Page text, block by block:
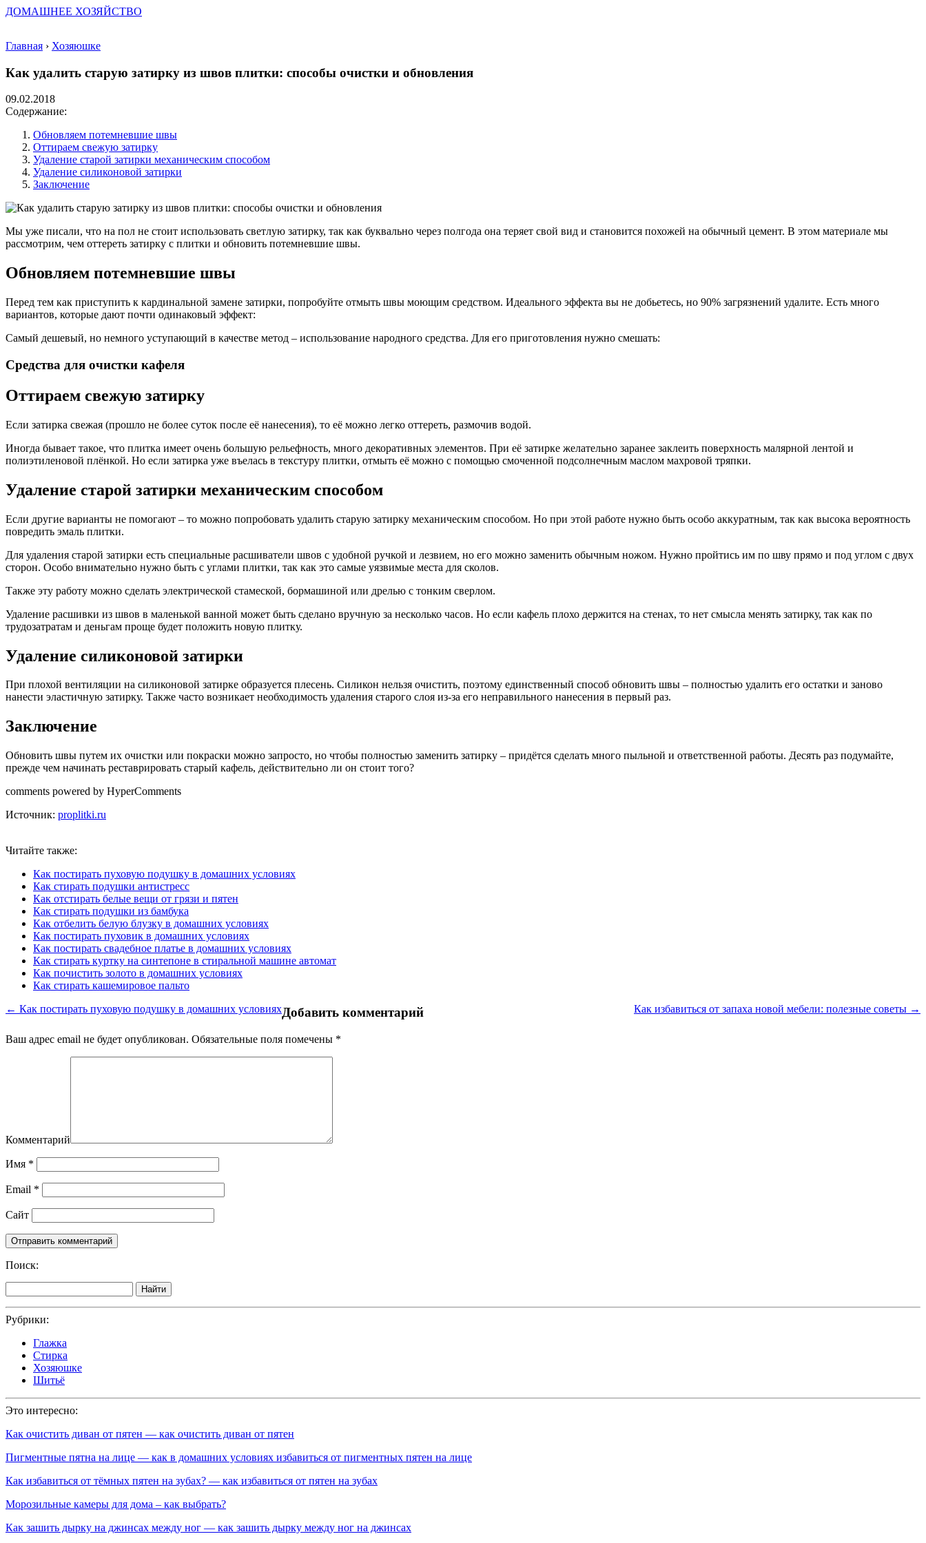
ДОМАШНЕЕ ХОЗЯЙСТВО
Главная › Хозяюшке
Как удалить старую затирку из швов плитки: способы очистки и обновления
09.02.2018
Содержание:
Обновляем потемневшие швы
Оттираем свежую затирку
Удаление старой затирки механическим способом
Удаление силиконовой затирки
Заключение
Мы уже писали, что на пол не стоит использовать светлую затирку, так как буквально через полгода она теряет свой вид и становится похожей на обычный цемент. В этом материале мы
рассмотрим, чем оттереть затирку с плитки и обновить потемневшие швы.
Обновляем потемневшие швы
Перед тем как приступить к кардинальной замене затирки, попробуйте отмыть швы моющим средством. Идеального эффекта вы не добьетесь, но 90% загрязнений удалите. Есть много
вариантов, которые дают почти одинаковый эффект:
Самый дешевый, но немного уступающий в качестве метод – использование народного средства. Для его приготовления нужно смешать:
Средства для очистки кафеля
Оттираем свежую затирку
Если затирка свежая (прошло не более суток после её нанесения), то её можно легко оттереть, размочив водой.
Иногда бывает такое, что плитка имеет очень большую рельефность, много декоративных элементов. При её затирке желательно заранее заклеить поверхность малярной лентой и
полиэтиленовой плёнкой. Но если затирка уже въелась в текстуру плитки, отмыть её можно с помощью смоченной подсолнечным маслом махровой тряпки.
Удаление старой затирки механическим способом
Если другие варианты не помогают – то можно попробовать удалить старую затирку механическим способом. Но при этой работе нужно быть особо аккуратным, так как высока вероятность
повредить эмаль плитки.
Для удаления старой затирки есть специальные расшиватели швов с удобной ручкой и лезвием, но его можно заменить обычным ножом. Нужно пройтись им по шву прямо и под углом с двух
сторон. Особо внимательно нужно быть с углами плитки, так как это самые уязвимые места для сколов.
Также эту работу можно сделать электрической стамеской, бормашиной или дрелью с тонким сверлом.
Удаление расшивки из швов в маленькой ванной может быть сделано вручную за несколько часов. Но если кафель плохо держится на стенах, то нет смысла менять затирку, так как по
трудозатратам и деньгам проще будет положить новую плитку.
Удаление силиконовой затирки
При плохой вентиляции на силиконовой затирке образуется плесень. Силикон нельзя очистить, поэтому единственный способ обновить швы – полностью удалить его остатки и заново
нанести эластичную затирку. Также часто возникает необходимость удаления старого слоя из-за его неправильного нанесения в первый раз.
Заключение
Обновить швы путем их очистки или покраски можно запросто, но чтобы полностью заменить затирку – придётся сделать много пыльной и ответственной работы. Десять раз подумайте,
прежде чем начинать реставрировать старый кафель, действительно ли он стоит того?
comments powered by HyperComments
Источник: proplitki.ru
Читайте также:
Как постирать пуховую подушку в домашних условиях
Как стирать подушки антистресс
Как отстирать белые вещи от грязи и пятен
Как стирать подушки из бамбука
Как отбелить белую блузку в домашних условиях
Как постирать пуховик в домашних условиях
Как постирать свадебное платье в домашних условиях
Как стирать куртку на синтепоне в стиральной машине автомат
Как почистить золото в домашних условиях
Как стирать кашемировое пальто
← Как постирать пуховую подушку в домашних условиях
Как избавиться от запаха новой мебели: полезные советы →
Добавить комментарий
Ваш адрес email не будет опубликован. Обязательные поля помечены *
Комментарий
Имя *
Email *
Сайт
Поиск:
Найти
Рубрики:
Глажка
Стирка
Хозяюшке
Шитьё
Это интересно:
Как очистить диван от пятен — как очистить диван от пятен
Пигментные пятна на лице — как в домашних условиях избавиться от пигментных пятен на лице
Как избавиться от тёмных пятен на зубах? — как избавиться от пятен на зубах
Морозильные камеры для дома – как выбрать?
Как зашить дырку на джинсах между ног — как зашить дырку между ног на джинсах